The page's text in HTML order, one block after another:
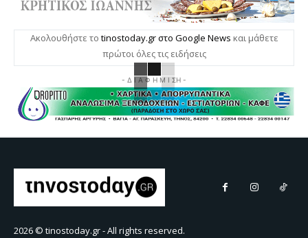
Ακολουθήστε το tinostoday.gr στο Google News και μάθετε
πρώτοι όλες τις ειδήσεις
- Δ Ι Α Φ Η Μ Ι ΣΗ -
2026 © tinostoday.gr - All rights reserved.